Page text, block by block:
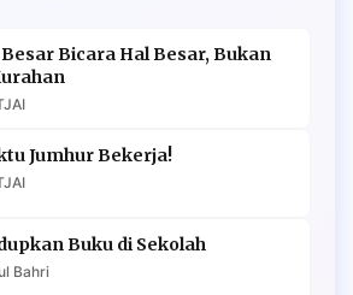
Bicara Hal Besar, Bukan
Jumhur Bekerja!
Buku di Sekolah
Bahri